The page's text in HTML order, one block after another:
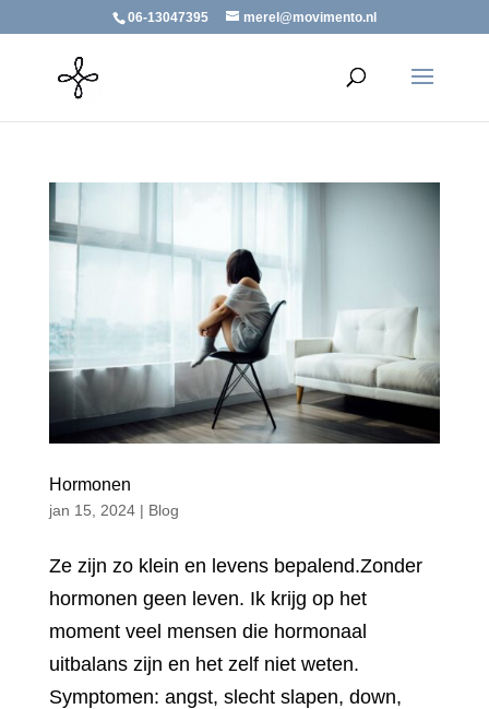
06-13047395 merel@movimento.nl
Hormonen
jan 15, 2024| Blog
Ze zijn zo klein en levens bepalend.Zonder
hormonen geen leven. Ik krijg op het
moment veel mensen die hormonaal
uitbalans zijn en het zelf niet weten.
Symptomen: angst, slecht slapen, down,